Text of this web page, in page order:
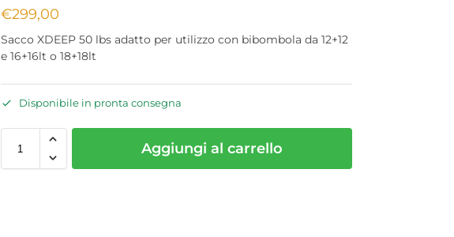
€299,00
Sacco XDEEP 50 lbs adatto per utilizzo con bibombola da 12+12
e 16+16lt o 18+18lt
Disponibile in pronta consegna
Aggiungi al carrello